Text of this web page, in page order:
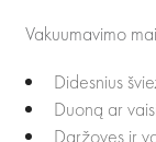
Vakuumavimo
Didesnius
Duoną ar
Daržoves ir